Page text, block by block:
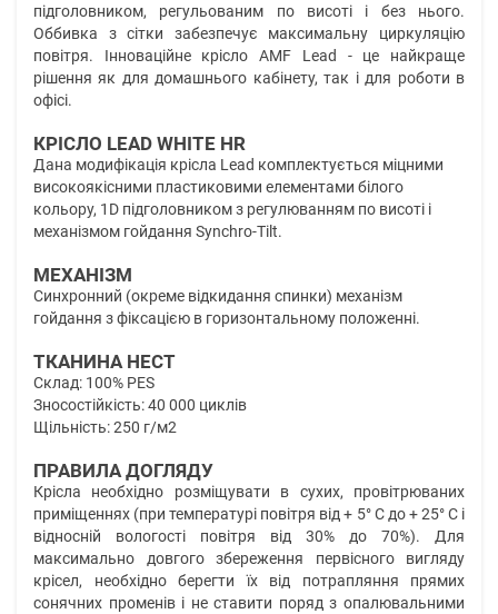
підголовником, регульованим по висоті і без нього.
Оббивка з сітки забезпечує максимальну циркуляцію
повітря. Інноваційне крісло AMF Lead - це найкраще
рішення як для домашнього кабінету, так і для роботи в
офісі.
КРІСЛО LEAD WHITE HR
Дана модифікація крісла Lead комплектується міцними
високоякісними пластиковими елементами білого
кольору, 1D підголовником з регулюванням по висоті і
механізмом гойдання Synchro-Tilt.
МЕХАНІЗМ
Синхронний (окреме відкидання спинки) механізм
гойдання з фіксацією в горизонтальному положенні.
ТКАНИНА НЕСТ
Склад: 100% PES
Зносостійкість: 40 000 циклів
Щільність: 250 г/м2
ПРАВИЛА ДОГЛЯДУ
Крісла необхідно розміщувати в сухих, провітрюваних
приміщеннях (при температурі повітря від + 5° C до + 25° C і
відносній вологості повітря від 30% до 70%). Для
максимально довгого збереження первісного вигляду
крісел, необхідно берегти їх від потрапляння прямих
сонячних променів і не ставити поряд з опалювальними